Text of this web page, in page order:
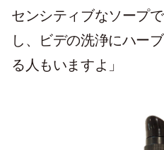
センシティブなソープ
し、ビデの洗浄にハー
る人もいますよ」